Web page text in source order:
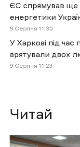
ЄС спрямував ще
енергетики
9 Cерпня 11:30
У Харкові під час
врятували двох
9 Cерпня 11:23
Читай